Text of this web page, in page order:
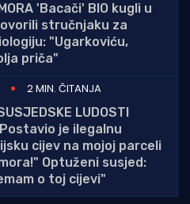
'Bacači' BIO kugli u
stručnjaku za
"Ugarkoviću,
priča"
2 MIN. ČITANJA
LUDOSTI
je ilegalnu
cijev na mojoj parceli
Optuženi susjed:
o toj cijevi"